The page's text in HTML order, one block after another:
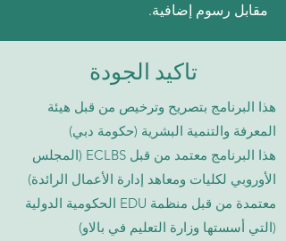
مقابل رسوم إضافية.
تاكيد الجودة
هذا البرنامج بتصريح وترخيص من قبل هيئة
المعرفة والتنمية البشرية (حكومة دبي)
هذا البرنامج معتمد من قبل ECLBS (المجلس
الأوروبي لكليات ومعاهد إدارة الأعمال الرائدة)
معتمدة من قبل منظمة EDU الحكومية الدولية
(التي أسستها وزارة التعليم في بالاو)